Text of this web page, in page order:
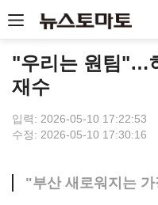
"우리는 원팀"…
재수
입력: 2026-05-10 17:22:53
수정: 2026-05-10 17:30:16
"부산 새로워지는